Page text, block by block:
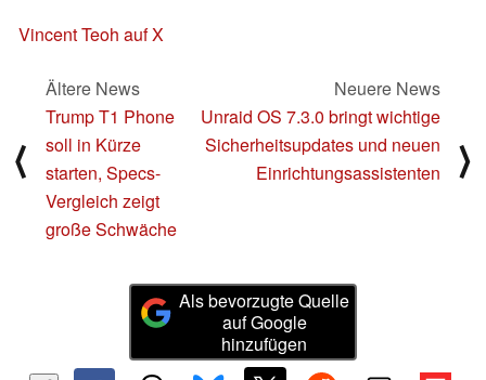
Vincent Teoh auf X
⟨
Ältere News
Trump T1 Phone
soll in Kürze
starten, Specs-
Vergleich zeigt
große Schwäche
Neuere News
Unraid OS 7.3.0 bringt wichtige
Sicherheitsupdates und neuen
Einrichtungsassistenten
⟩
Als bevorzugte Quelle
auf Google
hinzufügen